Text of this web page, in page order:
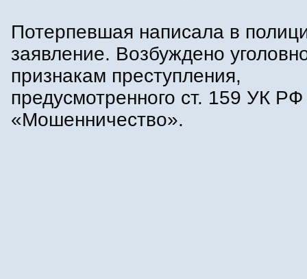
Потерпевшая написала в
заявление. Возбуждено
признакам преступления,
предусмотренного ст. 159 УК РФ
«Мошенничество».